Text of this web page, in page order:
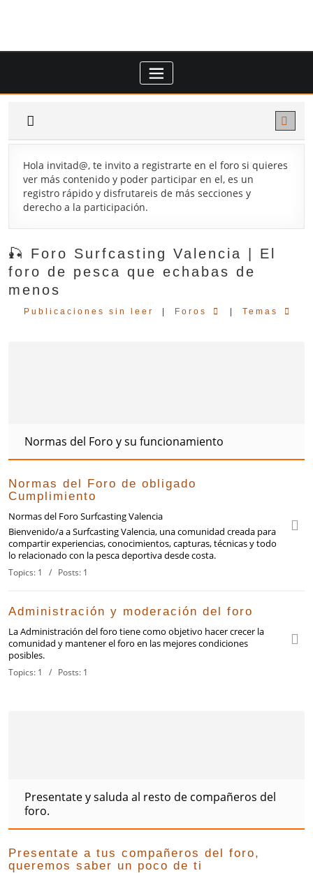
Hola invitad@, te invito a registrarte en el foro si quieres
ver más contenido y poder participar en el, es un
registro rápido y disfrutareis de más secciones y
derecho a la participación.
🎣 Foro Surfcasting Valencia | El
foro de pesca que echabas de
menos
Publicaciones sin leer Foros Temas
Normas del Foro y su funcionamiento
Normas del Foro de obligado
Cumplimiento
Normas del Foro Surfcasting Valencia
Bienvenido/a a Surfcasting Valencia, una comunidad creada para
compartir experiencias, conocimientos, capturas, técnicas y todo
lo relacionado con la pesca deportiva desde costa.
Topics: 1 / Posts: 1
Administración y moderación del foro
La Administración del foro tiene como objetivo hacer crecer la
comunidad y mantener el foro en las mejores condiciones
posibles.
Topics: 1 / Posts: 1
Presentate y saluda al resto de compañeros del
foro.
Presentate a tus compañeros del foro,
queremos saber un poco de ti